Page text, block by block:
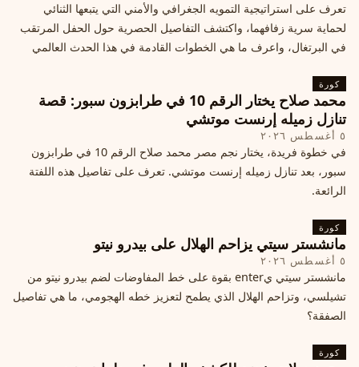
تعرف على استراتيجية التمويه الجغرافي والأمني التي يتبعها الثنائي
لحماية سرية زفافهما، واكتشف التفاصيل الحصرية حول الحفل المرتقب
في البرتغال، واعرف ما هي الخطوات القادمة في هذا الحدث العالمي
كورة
محمد صلاح يختار الرقم 10 في طرابزون سبور: قصة
تنازل زميله إرنست موتشي
٥ أغسطس ٢٠٢٦
في خطوة فريدة، يختار نجم مصر محمد صلاح الرقم 10 في طرابزون
سبور، بعد تنازل زميله إرنست موتشي. تعرف على تفاصيل هذه اللفتة
الرائعة.
كورة
مانشستر سيتي يزاحم الهلال على بيدرو نيتو
٥ أغسطس ٢٠٢٦
مانشستر سيتي يenter بقوة على خط المفاوضات لضم بيدرو نيتو من
تشيلسي، وتزاحم الهلال الذي يطمح لتعزيز خطه الهجومي، ما هي تفاصيل
الصفقة؟
كورة